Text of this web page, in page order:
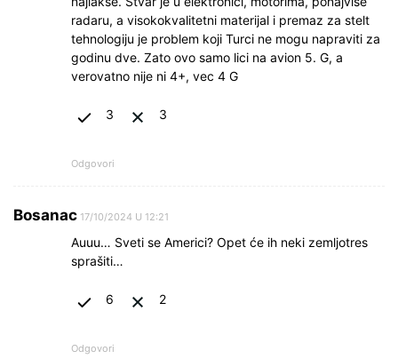
radaru, a visokokvalitetni materijal i premaz za stelt
tehnologiju je problem koji Turci ne mogu napraviti za
godinu dve. Zato ovo samo lici na avion 5. G, a
verovatno nije ni 4+, vec 4 G
3 3
Odgovori
Bosanac 17/10/2024 U 12:21
Auuu… Sveti se Americi? Opet će ih neki zemljotres
sprašiti…
6 2
Odgovori